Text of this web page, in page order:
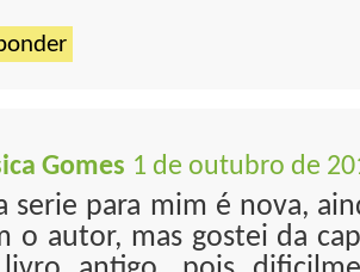
Gomes 1 de outubro de
serie para mim é nova,
o autor, mas gostei da